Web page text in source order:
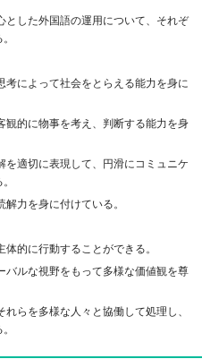
した外国語の運用について、それぞ
によって社会をとらえる能力を身に
的に物事を考え、判断する能力を身
適切に表現して、円滑にコミュニケ
力を身に付けている。
的に行動することができる。
ルな視野をもって多様な価値観を尊
らを多様な人々と協働して処理し、